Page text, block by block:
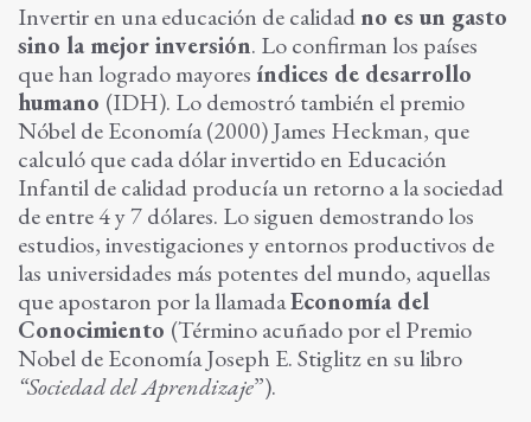
Invertir en una educación de calidadno es un gasto
sino la mejor inversión. Lo confirman los países
que han logrado mayores índices de desarrollo
humano (IDH). Lo demostró también el premio
Nóbel de Economía (2000) James Heckman, que
calculó que cada dólar invertido en Educación
Infantil de calidad producía un retorno a la sociedad
de entre 4 y 7 dólares. Lo siguen demostrando los
estudios, investigaciones y entornos productivos de
las universidades más potentes del mundo, aquellas
que apostaron por la llamadaEconomía del
Conocimiento (Término acuñado por el Premio
Nobel de Economía Joseph E. Stiglitz en su libro
“Sociedad del Aprendizaje”).